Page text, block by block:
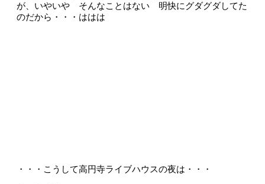
が、いやいや そんなことはない 明快にグダグダしてた
のだから・・・ははは
・・・こうして高円寺ライブハウスの夜は・・・